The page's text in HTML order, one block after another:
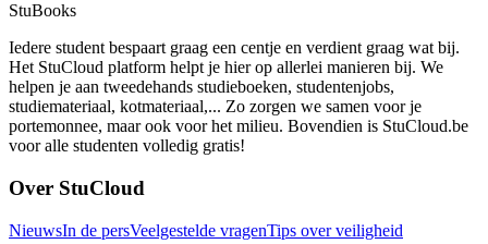
StuBooks
Iedere student bespaart graag een centje en verdient graag wat bij.
Het StuCloud platform helpt je hier op allerlei manieren bij. We
helpen je aan tweedehands studieboeken, studentenjobs,
studiemateriaal, kotmateriaal,... Zo zorgen we samen voor je
portemonnee, maar ook voor het milieu. Bovendien is StuCloud.be
voor alle studenten volledig gratis!
Over StuCloud
NieuwsIn de persVeelgestelde vragenTips over veiligheid